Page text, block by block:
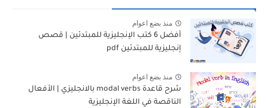
منذ بضع اعوام
أفضل 6 كتب الإنجليزية للمبتدئين | قصص
إنجليزية للمبتدئين pdf
منذ بضع اعوام
شرح قاعدة modal verbs بالانجليزي | الأفعال
الناقصة في اللغة الإنجليزية